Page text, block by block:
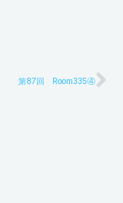
第87回 Room335④